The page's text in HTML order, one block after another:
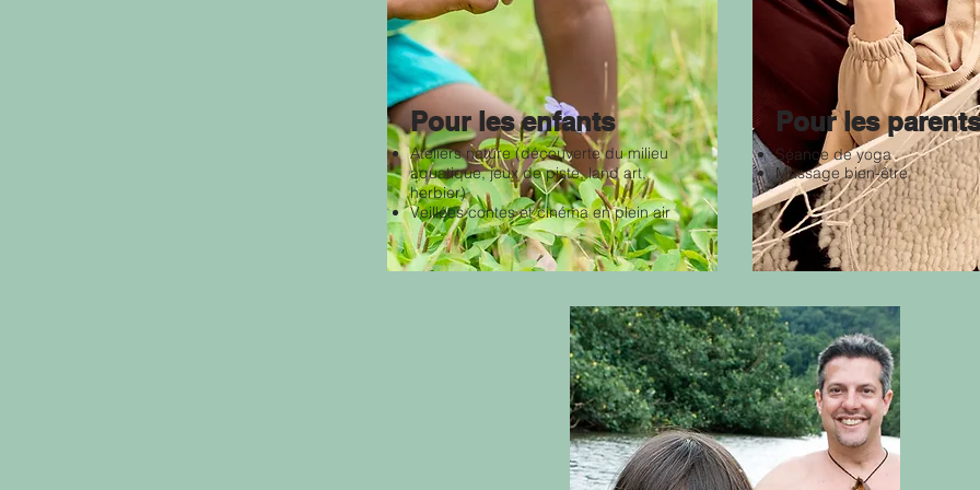
Pour les enfants
Ateliers nature (découverte du milieu
aquatique, jeux de piste, land art,
herbier)
Veillées contes et cinéma en plein air
Pour les parents
Séance de yoga
Massage bien-être